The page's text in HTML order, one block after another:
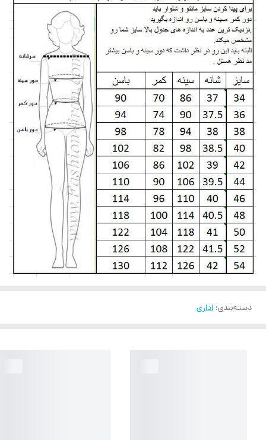
دسته‌بندی: اداری